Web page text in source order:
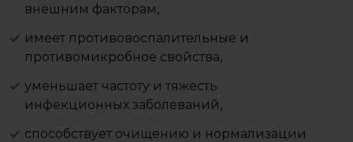
внешним факторам,
имеет противовоспалительные и
противомикробное свойства,
уменьшает частоту и тяжесть
инфекционных заболеваний,
способствует очищению и нормализации